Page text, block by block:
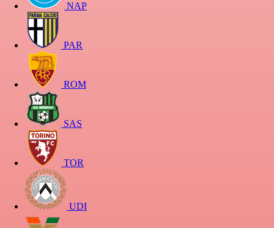
NAP
PAR
ROM
SAS
TOR
UDI